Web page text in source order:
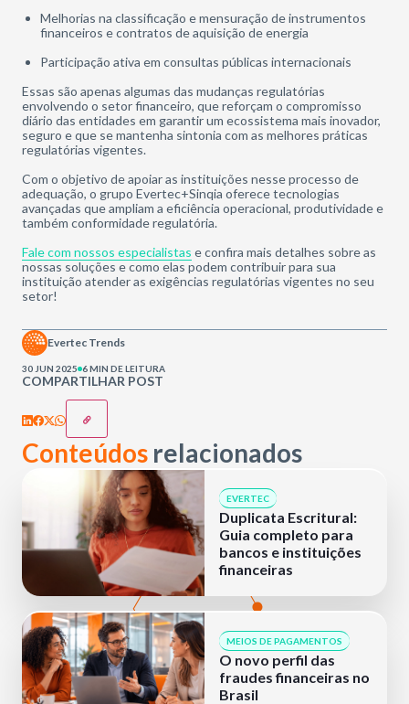
Melhorias na classificação e mensuração de instrumentos
financeiros e contratos de aquisição de energia
Participação ativa em consultas públicas internacionais
Essas são apenas algumas das mudanças regulatórias
envolvendo o setor financeiro, que reforçam o compromisso
diário das entidades em garantir um ecossistema mais inovador,
seguro e que se mantenha sintonia com as melhores práticas
regulatórias vigentes.
Com o objetivo de apoiar as instituições nesse processo de
adequação, o grupo Evertec+Sinqia oferece tecnologias
avançadas que ampliam a eficiência operacional, produtividade e
também conformidade regulatória.
Fale com nossos especialistas e confira mais detalhes sobre as
nossas soluções e como elas podem contribuir para sua
instituição atender as exigências regulatórias vigentes no seu
setor!
COMPARTILHAR POST
Evertec Trends
30 JUN 2025 6 MIN DE LEITURA
Conteúdos relacionados
EVERTEC
Duplicata Escritural:
Guia completo para
bancos e instituições
financeiras
MEIOS DE PAGAMENTOS
O novo perfil das
fraudes financeiras no
Brasil